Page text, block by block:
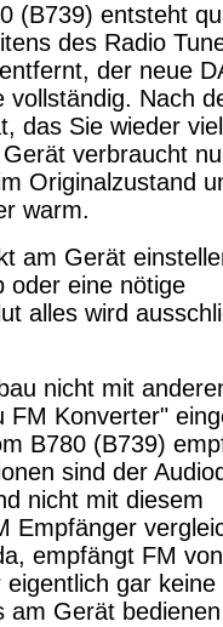
(B739) entsteht
des Radio
der neue
vollständig. Nach
das Sie wieder
verbraucht
Originalzustand
warm.
am Gerät
oder eine nötige
alles wird
nicht mit
FM Konverter"
B780 (B739)
sind der
nicht mit diesem
Empfänger
empfängt FM von
gar keine
am Gerät